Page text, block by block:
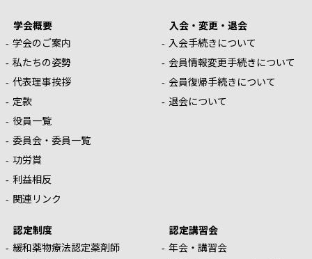
学会概要
学会のご案内
私たちの姿勢
代表理事挨拶
定款
役員一覧
委員会・委員一覧
功労賞
利益相反
関連リンク
入会・変更・退会
入会手続きについて
会員情報変更手続きについて
会員復帰手続きについて
退会について
認定制度
緩和薬物療法認定薬剤師
認定講習会
年会・講習会